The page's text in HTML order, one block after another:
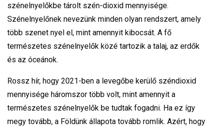
szénelnyelőkbe tárolt szén-dioxid mennyisége.
Szénelnyelőnek nevezünk minden olyan rendszert, amely
több szenet nyel el, mint amennyit kibocsát. A fő
természetes szénelnyelők közé tartozik a talaj, az erdők
és az óceánok.
Rossz hír, hogy 2021-ben a levegőbe kerülő széndioxid
mennyisége háromszor több volt, mint amennyit a
természetes szénelnyelők be tudtak fogadni. Ha ez így
megy tovább, a Földünk állapota tovább romlik. Azért, hogy